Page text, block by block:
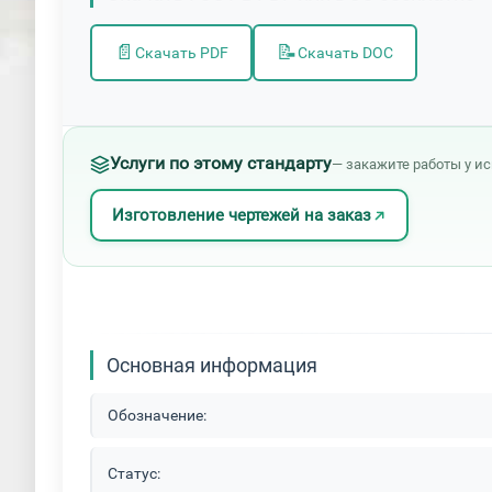
📄 Скачать PDF 📝Скачать DOC
Услуги по этому стандарту— закажите работы у
Изготовление чертежей на заказ
Основная информация
Обозначение:
Статус: